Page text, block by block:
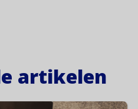
artikelen